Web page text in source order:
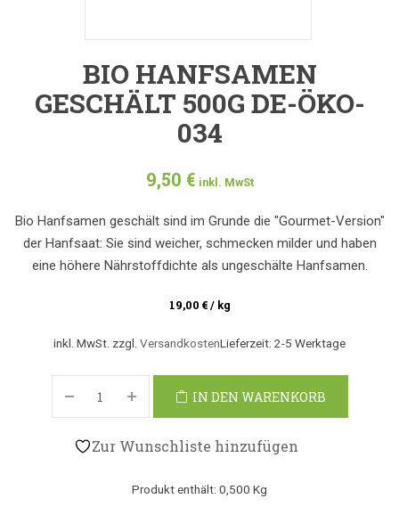
BIO HANFSAMEN
GESCHÄLT 500G DE-ÖKO-
034
9,50 € inkl. MwSt
Bio Hanfsamen geschält sind im Grunde die "Gourmet-Version"
der Hanfsaat: Sie sind weicher, schmecken milder und haben
eine höhere Nährstoffdichte als ungeschälte Hanfsamen.
19,00 €/ kg
inkl. MwSt. zzgl. VersandkostenLieferzeit: 2-5 Werktage
IN DEN WARENKORB
Zur Wunschliste hinzufügen
Produkt enthält: 0,500 Kg